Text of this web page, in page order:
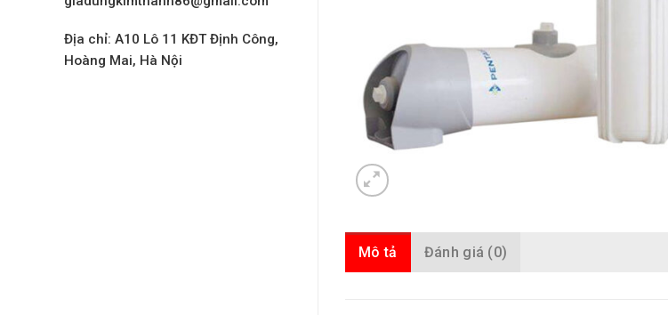
Địa chỉ: A10 Lô 11 KĐT Định Công,
Hoàng Mai, Hà Nội
Mô tả Đánh giá (0)